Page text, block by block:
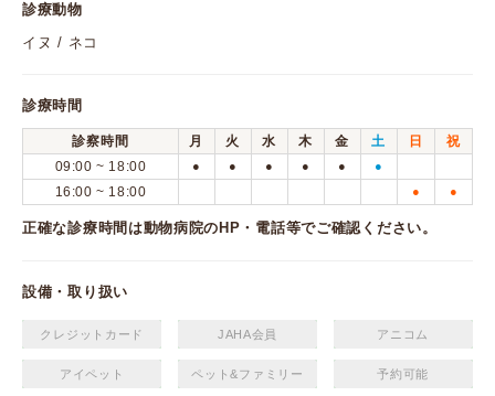
診療動物
イヌ / ネコ
診療時間
診察時間 月 火 水 木 金 土 日
祝
09:00 ~ 18:00
● ● ● ● ● ●
16:00 ~ 18:00 ● ●
正確な診療時間は動物病院のHP・電話等でご確認ください。
設備・取り扱い
クレジットカード JAHA会員 アニコム
アイペット ペット&ファミリー 予約可能